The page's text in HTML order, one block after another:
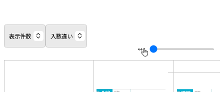
す
表示件数 入数違い